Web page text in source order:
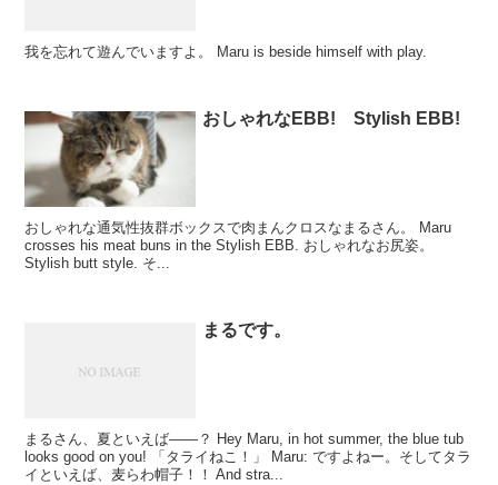
我を忘れて遊んでいますよ。 Maru is beside himself with play.
おしゃれなEBB! Stylish EBB!
おしゃれな通気性抜群ボックスで肉まんクロスなまるさん。 Maru
crosses his meat buns in the Stylish EBB. おしゃれなお尻姿。
Stylish butt style. そ...
まるです。
まるさん、夏といえば――？ Hey Maru, in hot summer, the blue tub
looks good on you! 「タライねこ！」 Maru: ですよねー。そしてタラ
イといえば、麦らわ帽子！！ And stra...